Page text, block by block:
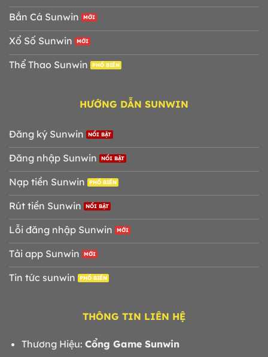
Bắn Cá Sunwin
Xổ Số Sunwin
Thể Thao Sunwin
HƯỚNG DẪN SUNWIN
Đăng ký Sunwin
Đăng nhập Sunwin
Nạp tiền Sunwin
Rút tiền Sunwin
Lỗi đăng nhập Sunwin
Tải app Sunwin
Tin tức sunwin
THÔNG TIN LIÊN HỆ
Thương Hiệu: Cổng Game Sunwin